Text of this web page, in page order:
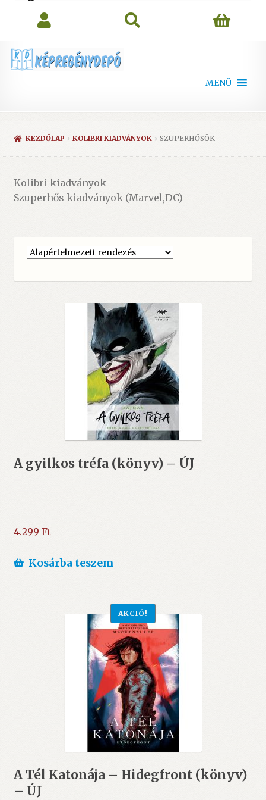
MENÜ
KEZDŐLAP KOLIBRI KIADVÁNYOK SZUPERHŐSÖK
Kolibri kiadványok
Szuperhős kiadványok (Marvel,DC)
A gyilkos tréfa (könyv) – ÚJ
4.299 Ft
Kosárba teszem
A Tél Katonája – Hidegfront (könyv)
– ÚJ
AKCIÓ!